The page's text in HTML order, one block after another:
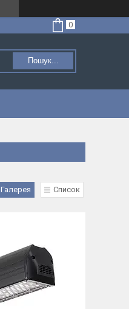
Пошук...
Галерея Список